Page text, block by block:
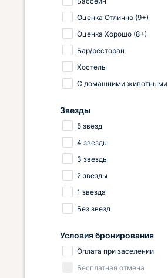
Оценка Отлично (9+)
Оценка Хорошо (8+)
Бар/ресторан
Хостелы
С домашними животными
Звезды
5 звезд
4 звезды
3 звезды
2 звезды
1 звезда
Без звезд
Условия бронирования
Оплата при заселении
Бесплатная отмена